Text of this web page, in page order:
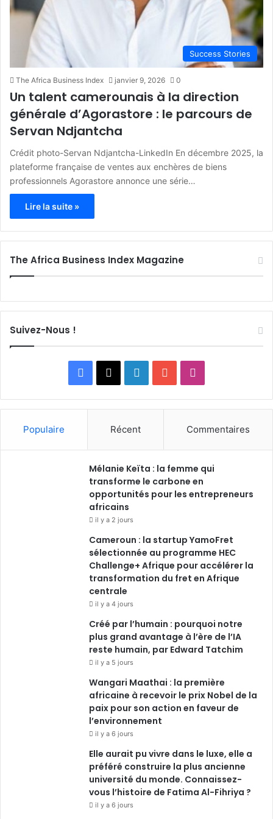
Success Stories
The Africa Business Index janvier 9, 2026 0
Un talent camerounais à la direction
générale d’Agorastore : le parcours de
Servan Ndjantcha
Crédit photo-Servan Ndjantcha-LinkedIn En décembre 2025, la
plateforme française de ventes aux enchères de biens
professionnels Agorastore annonce une série…
Lire la suite »
The Africa Business Index Magazine
Suivez-Nous !
a
b
o
o
k
i
e
d
n
o
u
b
n
a
g
a
m
Populaire Récent Commentaires
Mélanie Keïta : la femme qui
transforme le carbone en
opportunités pour les entrepreneurs
africains
il y a 2 jours
Cameroun : la startup YamoFret
sélectionnée au programme HEC
Challenge+ Afrique pour accélérer la
transformation du fret en Afrique
centrale
il y a 4 jours
Créé par l’humain : pourquoi notre
plus grand avantage à l’ère de l’IA
reste humain, par Edward Tatchim
il y a 5 jours
Wangari Maathai : la première
africaine à recevoir le prix Nobel de la
paix pour son action en faveur de
l’environnement
il y a 6 jours
Elle aurait pu vivre dans le luxe, elle a
préféré construire la plus ancienne
université du monde. Connaissez-
vous l’histoire de Fatima Al-Fihriya ?
il y a 6 jours